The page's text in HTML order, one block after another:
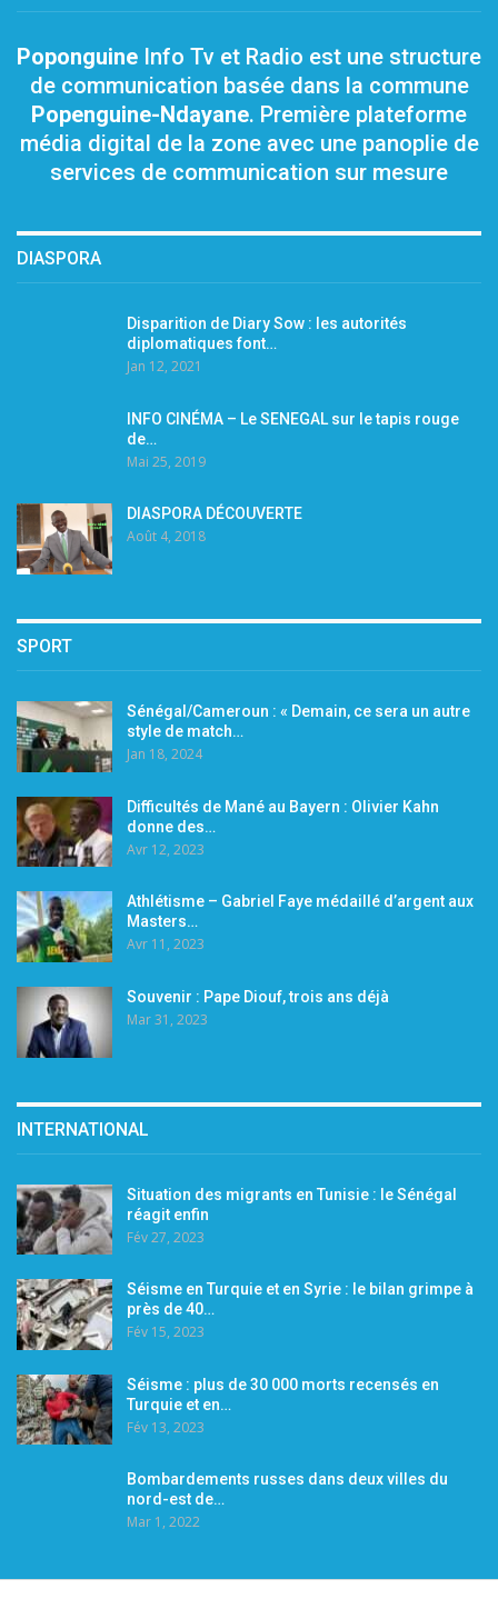
Poponguine Info Tv et Radio est une structure
de communication basée dans la commune
Popenguine-Ndayane. Première plateforme
média digital de la zone avec une panoplie de
services de communication sur mesure
DIASPORA
Disparition de Diary Sow : les autorités
diplomatiques font…
Jan 12, 2021
INFO CINÉMA – Le SENEGAL sur le tapis rouge
de…
Mai 25, 2019
DIASPORA DÉCOUVERTE
Août 4, 2018
SPORT
Sénégal/Cameroun : « Demain, ce sera un autre
style de match…
Jan 18, 2024
Difficultés de Mané au Bayern : Olivier Kahn
donne des…
Avr 12, 2023
Athlétisme – Gabriel Faye médaillé d’argent aux
Masters…
Avr 11, 2023
Souvenir : Pape Diouf, trois ans déjà
Mar 31, 2023
INTERNATIONAL
Situation des migrants en Tunisie : le Sénégal
réagit enfin
Fév 27, 2023
Séisme en Turquie et en Syrie : le bilan grimpe à
près de 40…
Fév 15, 2023
Séisme : plus de 30 000 morts recensés en
Turquie et en…
Fév 13, 2023
Bombardements russes dans deux villes du
nord-est de…
Mar 1, 2022